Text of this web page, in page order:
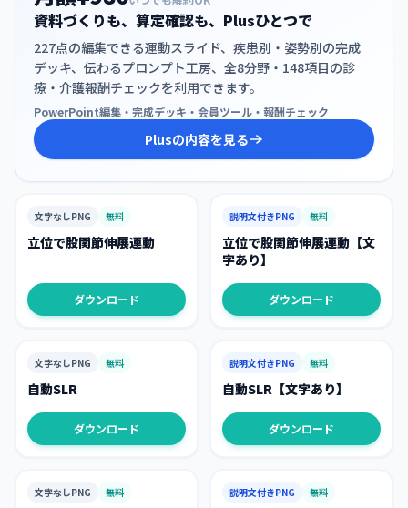
資料づくりも、算定確認も、Plusひとつで
227点の編集できる運動スライド、疾患別・姿勢別の完成
デッキ、伝わるプロンプト工房、全8分野・148項目の診
療・介護報酬チェックを利用できます。
PowerPoint編集・完成デッキ・会員ツール・報酬チェック
Plusの内容を見る
文字なしPNG 無料
立位で股関節伸展運動
ダウンロード
説明文付きPNG 無料
立位で股関節伸展運動【文
字あり】
ダウンロード
文字なしPNG 無料
自動SLR
ダウンロード
説明文付きPNG 無料
自動SLR【文字あり】
ダウンロード
文字なしPNG 無料 説明文付きPNG 無料